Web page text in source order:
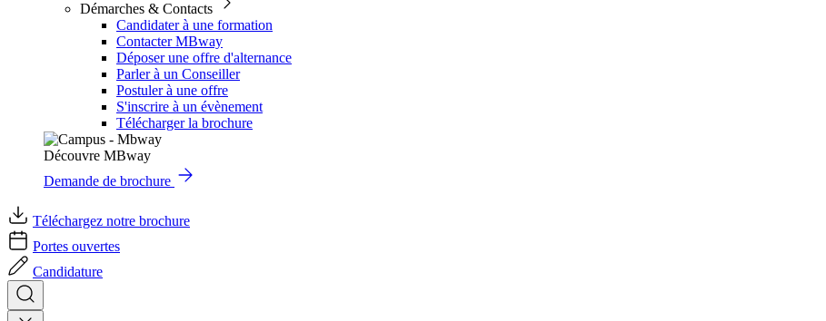
Démarches & Contacts
Candidater à une formation
Contacter MBway
Déposer une offre d'alternance
Parler à un Conseiller
Postuler à une offre
S'inscrire à un évènement
Télécharger la brochure
Découvre MBway
Demande de brochure
Téléchargez notre brochure
Portes ouvertes
Candidature